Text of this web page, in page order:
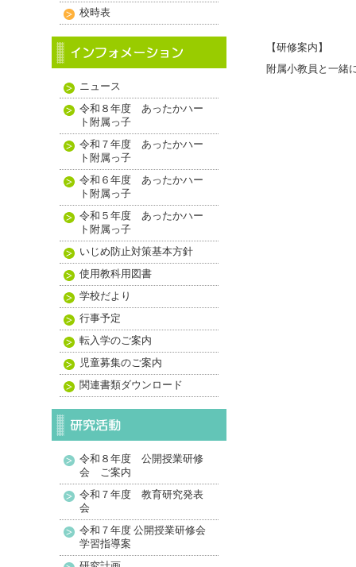
【研修案内】
附属小教員と一緒
校時表
ニュース
令和８年度 あったかハー
ト附属っ子
令和７年度 あったかハー
ト附属っ子
令和６年度 あったかハー
ト附属っ子
令和５年度 あったかハー
ト附属っ子
いじめ防止対策基本方針
使用教科用図書
学校だより
行事予定
転入学のご案内
児童募集のご案内
関連書類ダウンロード
令和８年度 公開授業研修
会 ご案内
令和７年度 教育研究発表
会
令和７年度 公開授業研修会
学習指導案